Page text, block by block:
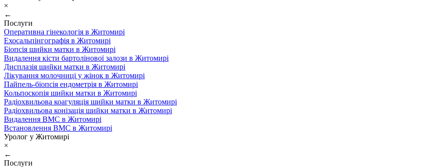
×
←
Послуги
Оперативна гінекологія в Житомирі
Ехосальпінгографія в Житомирі
Біопсія шийки матки в Житомирі
Видалення кісти бартолінової залози в Житомирі
Дисплазія шийки матки в Житомирі
Лікування молочниці у жінок в Житомирі
Пайпель-біопсія ендометрія в Житомирі
Кольпоскопія шийки матки в Житомирі
Радіохвильова коагуляція шийки матки в Житомирі
Радіохвильова конізація шийки матки в Житомирі
Видалення ВМС в Житомирі
Встановлення ВМС в Житомирі
Уролог у Житомирі
×
←
Послуги